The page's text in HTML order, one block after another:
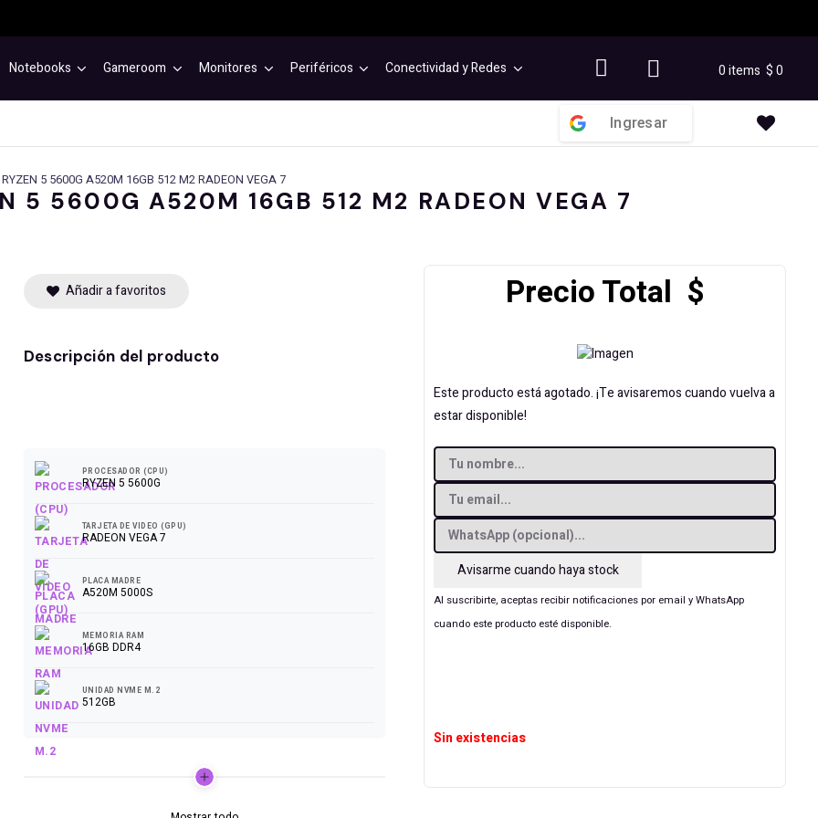
Notebooks Gameroom Monitores Periféricos Conectividad y Redes 0 items$0
Ingresar
5 5600G A520M 16GB 512 M2 RADEON VEGA 7
5 5600G A520M 16GB 512 M2 RADEON VEGA 7
Añadir a favoritos
Descripción del producto
PROCESADOR (CPU)
RYZEN 5 5600G
TARJETA DE VIDEO (GPU)
RADEON VEGA 7
PLACA MADRE
A520M 5000S
MEMORIA RAM
16GB DDR4
UNIDAD NVME M.2
512GB
Precio Total $
Este producto está agotado. ¡Te avisaremos cuando vuelva a
estar disponible!
Avisarme cuando haya stock
Al suscribirte, aceptas recibir notificaciones por email y WhatsApp
cuando este producto esté disponible.
Sin existencias